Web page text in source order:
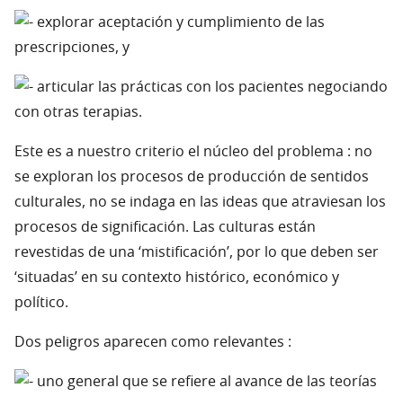
explorar aceptación y cumplimiento de las
prescripciones, y
articular las prácticas con los pacientes negociando
con otras terapias.
Este es a nuestro criterio el núcleo del problema : no
se exploran los procesos de producción de sentidos
culturales, no se indaga en las ideas que atraviesan los
procesos de significación. Las culturas están
revestidas de una ‘mistificación’, por lo que deben ser
‘situadas’ en su contexto histórico, económico y
político.
Dos peligros aparecen como relevantes :
uno general que se refiere al avance de las teorías